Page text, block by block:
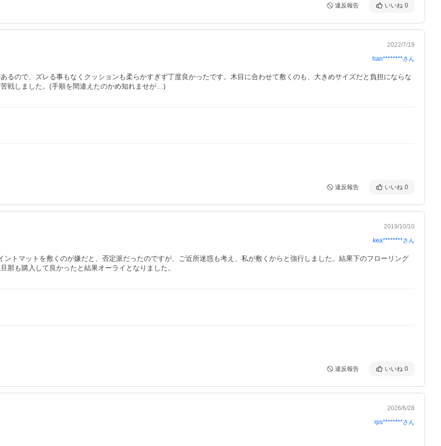
違反報告 いいね 0
2022/7/19
han********さん
るので、ズレる事もなくクッションも柔らかすぎず丁度良かったです。木目に合わせて敷くのも、大きめサイズだと負担にならな
戦しました。(手順を間違えたのかめ知れませが…)
違反報告 いいね 0
2019/10/10
kea********さん
トマットを敷くのが嫌だと、否定派だったのですが、ご近所迷惑も考え、私が敷くからと強行しました。結果下のフローリング
那も購入して良かったと結果オーライとなりました。
違反報告 いいね 0
2026/6/28
rps********さん